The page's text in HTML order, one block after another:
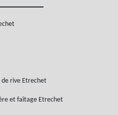
rive Etrechet
et faîtage Etrechet